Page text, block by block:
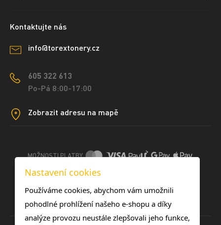
Kontaktujte nás
info@torextonery.cz
605 322 613
Po-Pá 8:00-17:00
Zobrazit adresu na mapě
MOŽNOSTI PLATBY
DOPRAVNÍ METODY
Nastavení cookies
Používáme cookies, abychom vám umožnili
pohodlné prohlížení našeho e-shopu a díky
analýze provozu neustále zlepšovali jeho funkce,